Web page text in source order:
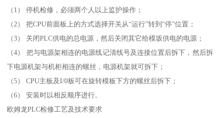
（1） 停机检修，必须两个人以上监护操作；
（2） 把CPU前面板上的方式选择开关从“运行”转到“停”位置；
（3） 关闭PLC供电的总电源，然后关闭其它给模坂供电的电源；
（4） 把与电源架相连的电源线记清线号及连接位置后拆下，然后拆
下电源机架与机柜相连的螺丝，电源机架就可拆下；
（5） CPU主板及I/0板可在旋转模板下方的螺丝后拆下；
（6） 安装时以相反顺序进行。
欧姆龙PLC检修工艺及技术要求